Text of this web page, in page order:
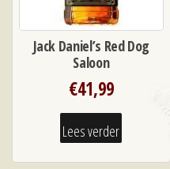
Jack Daniel’s Red Dog
Saloon
€41,99
Lees verder